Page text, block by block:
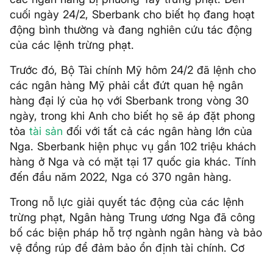
cuối ngày 24/2, Sberbank cho biết họ đang hoạt
động bình thường và đang nghiên cứu tác động
của các lệnh trừng phạt.
Trước đó, Bộ Tài chính Mỹ hôm 24/2 đã lệnh cho
các ngân hàng Mỹ phải cắt đứt quan hệ ngân
hàng đại lý của họ với Sberbank trong vòng 30
ngày, trong khi Anh cho biết họ sẽ áp đặt phong
tỏa tài sản đối với tất cả các ngân hàng lớn của
Nga. Sberbank hiện phục vụ gần 102 triệu khách
hàng ở Nga và có mặt tại 17 quốc gia khác. Tính
đến đầu năm 2022, Nga có 370 ngân hàng.
Trong nỗ lực giải quyết tác động của các lệnh
trừng phạt, Ngân hàng Trung ương Nga đã công
bố các biện pháp hỗ trợ ngành ngân hàng và bảo
vệ đồng rúp để đảm bảo ổn định tài chính. Cơ